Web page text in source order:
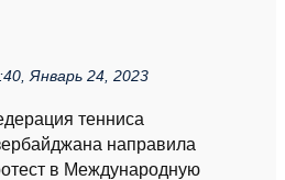
Январь 24, 2023
тенниса
направила
в Международную